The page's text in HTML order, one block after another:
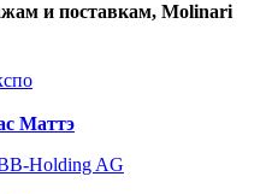
и поставкам, Molinari
Маттэ
Holding AG